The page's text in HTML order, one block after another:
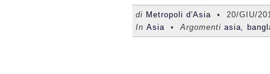
di Metropoli d'Asia • 20/GIU/
In Asia • Argomenti asia,